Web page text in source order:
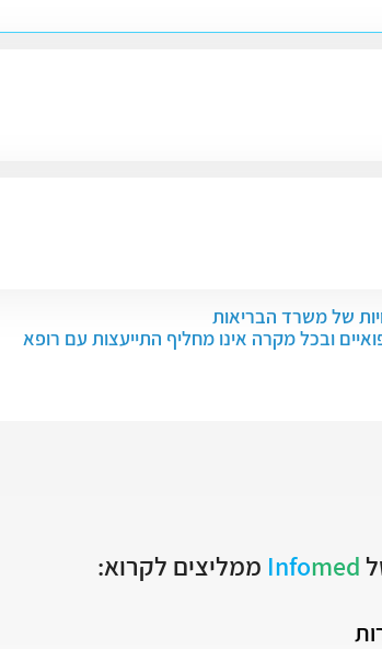
של משרד הבריאות
ובכל מקרה אינו מחליף התייעצות עם רופא
Infomed ממליצים לקרוא: